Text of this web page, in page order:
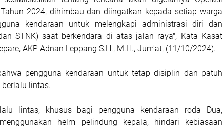
2024, dihimbau dan diingatkan kepada setiap warga
kendaraan untuk melengkapi administrasi diri dan
STNK) saat berkendara di atas jalan raya", Kata Kasat
AKP Adnan Leppang S.H., M.H., Jum'at, (11/10/2024).
pengguna kendaraan untuk tetap disiplin dan patuh
lintas.
lintas, khusus bagi pengguna kendaraan roda Dua,
helm pelindung kepala, hindari kebiasaan